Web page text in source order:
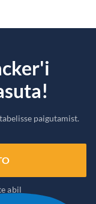
paigutamist.
abil